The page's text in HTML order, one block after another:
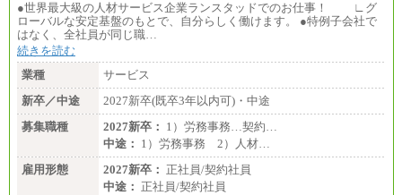
●世界最大級の人材サービス企業ランスタッドでのお仕事！ ∟グ
ローバルな安定基盤のもとで、自分らしく働けます。 ●特例子会社で
はなく、全社員が同じ職…
続きを読む
業種
サービス
新卒／中途
2027新卒(既卒3年以内可)・中途
募集職種
2027新卒： 1）労務事務…契約…
中途： 1）労務事務 2）人材…
雇用形態
2027新卒： 正社員/契約社員
中途： 正社員/契約社員